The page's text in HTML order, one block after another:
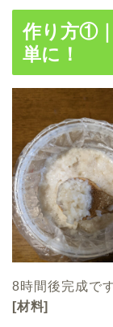
作り方①
単に！
8時間後完成で
[材料]